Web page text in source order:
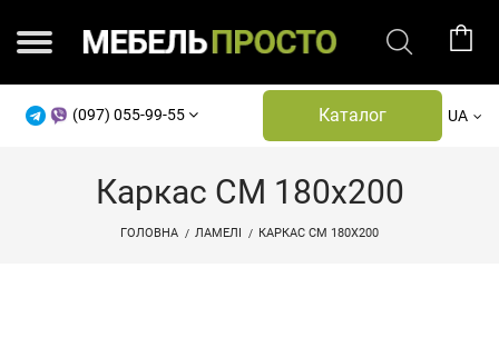
(097) 055-99-55 Каталог UA
Каркас СМ 180х200
ГОЛОВНА ЛАМЕЛІ КАРКАС СМ 180Х200